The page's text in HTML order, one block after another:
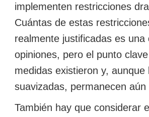
implementen restricciones
Cuántas de estas
realmente justificadas es una
opiniones, pero el punto
medidas existieron y, aunque
suavizadas, permanecen
También hay que considerar